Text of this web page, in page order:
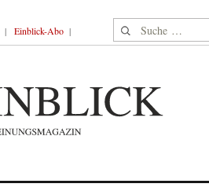
Einblick-Abo Suche nach: